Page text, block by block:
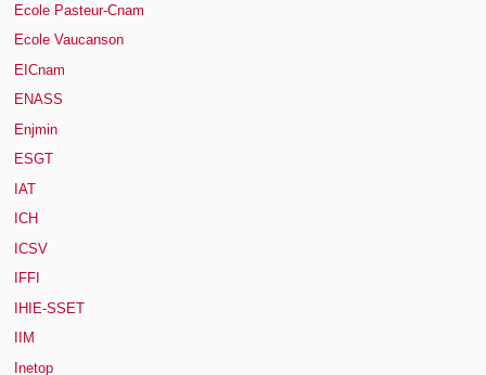
Ecole Pasteur-Cnam
Ecole Vaucanson
EICnam
ENASS
Enjmin
ESGT
IAT
ICH
ICSV
IFFI
IHIE-SSET
IIM
Inetop